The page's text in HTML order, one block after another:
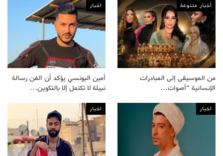
أخبار متنوعة
من الموسيقى إلى المبادرات
الإنسانية “أصوات…
اخبار
أمين اليونسي يؤكد أن الفن رسالة
نبيلة لا تكتمل إلا بالتكوين…
اخبار اخبار